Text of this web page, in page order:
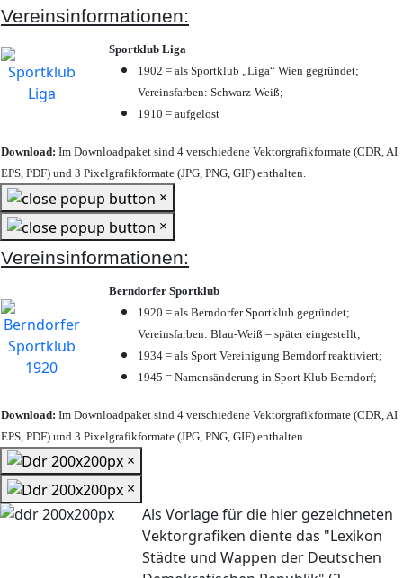
Vereinsinformationen:
Sportklub Liga
1902 = als Sportklub „Liga“ Wien gegründet;
Vereinsfarben: Schwarz-Weiß;
1910 = aufgelöst
Download: Im Downloadpaket sind 4 verschiedene Vektorgrafikformate (CDR, AI
EPS, PDF) und 3 Pixelgrafikformate (JPG, PNG, GIF) enthalten.
×
×
Vereinsinformationen:
Berndorfer Sportklub
1920 = als Berndorfer Sportklub gegründet;
Vereinsfarben: Blau-Weiß – später eingestellt;
1934 = als Sport Vereinigung Berndorf reaktiviert;
1945 = Namensänderung in Sport Klub Berndorf;
Download: Im Downloadpaket sind 4 verschiedene Vektorgrafikformate (CDR, AI
EPS, PDF) und 3 Pixelgrafikformate (JPG, PNG, GIF) enthalten.
×
×
Als Vorlage für die hier gezeichneten
Vektorgrafiken diente das "Lexikon
Städte und Wappen der Deutschen